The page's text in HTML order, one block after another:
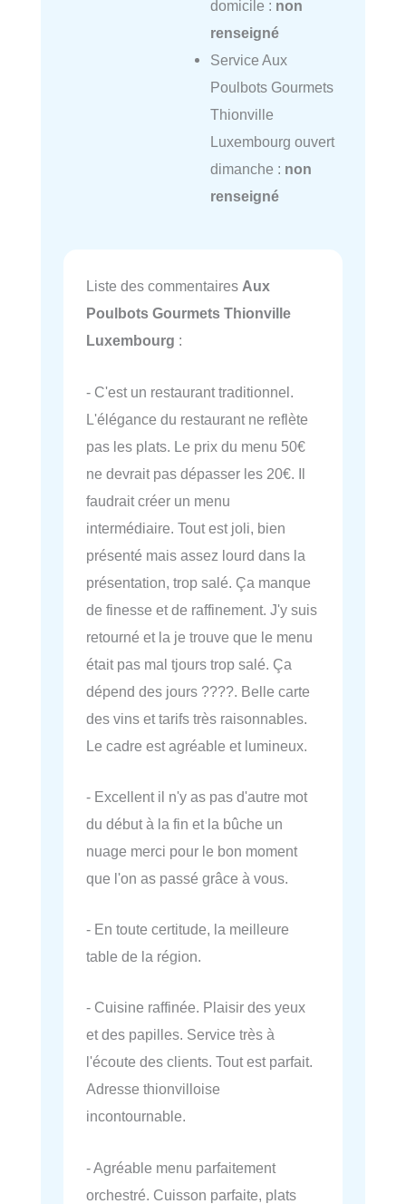
domicile : non
renseigné
Service Aux
Poulbots Gourmets
Thionville
Luxembourg ouvert
dimanche : non
renseigné
Liste des commentaires Aux
Poulbots Gourmets Thionville
Luxembourg :
- C'est un restaurant traditionnel.
L'élégance du restaurant ne reflète
pas les plats. Le prix du menu 50€
ne devrait pas dépasser les 20€. Il
faudrait créer un menu
intermédiaire. Tout est joli, bien
présenté mais assez lourd dans la
présentation, trop salé. Ça manque
de finesse et de raffinement. J'y suis
retourné et la je trouve que le menu
était pas mal tjours trop salé. Ça
dépend des jours ????. Belle carte
des vins et tarifs très raisonnables.
Le cadre est agréable et lumineux.
- Excellent il n'y as pas d'autre mot
du début à la fin et la bûche un
nuage merci pour le bon moment
que l'on as passé grâce à vous.
- En toute certitude, la meilleure
table de la région.
- Cuisine raffinée. Plaisir des yeux
et des papilles. Service très à
l'écoute des clients. Tout est parfait.
Adresse thionvilloise
incontournable.
- Agréable menu parfaitement
orchestré. Cuisson parfaite, plats